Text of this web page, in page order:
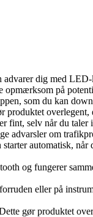
dig med
på
som du kan
selv når du
advarsler om
automatisk,
og fungerer
eller på
gør produktet